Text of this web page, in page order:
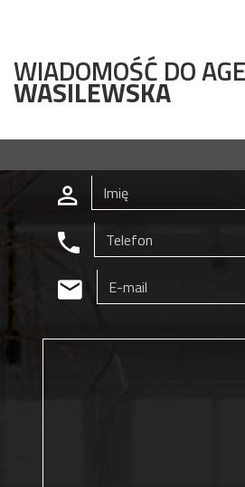
WIADOMOŚĆ DO
WASILEWSKA